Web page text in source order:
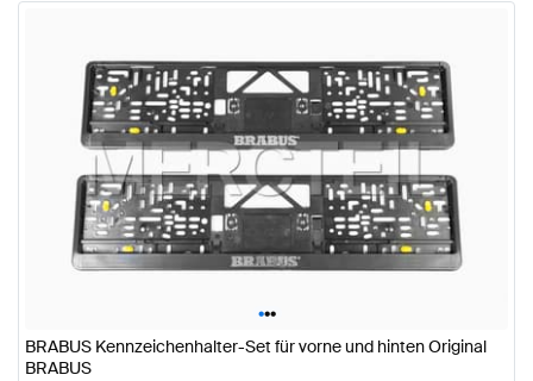
•••
BRABUS Kennzeichenhalter-Set für vorne und hinten Original
BRABUS